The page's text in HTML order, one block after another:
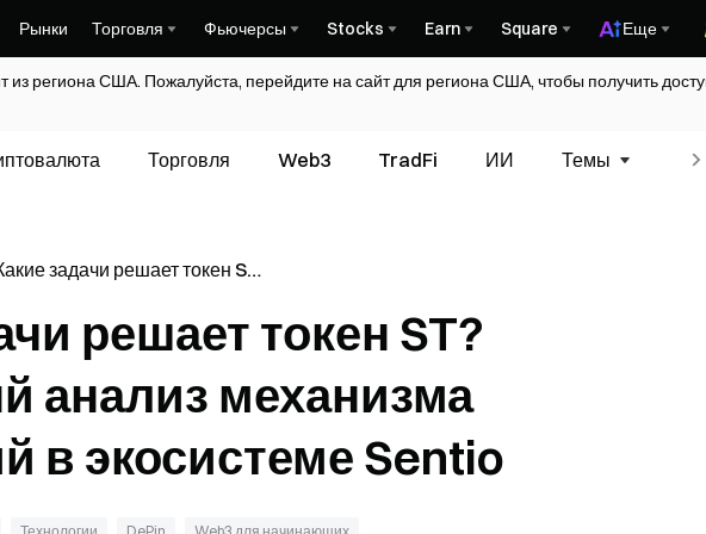
Рынки Торговля Фьючерсы Stocks Earn Square Еще
из региона США. Пожалуйста, перейдите на сайт для региона США, чтобы получить
Торговля Web3 TradFi ИИ Темы
задачи решает токен ST?
в экосистеме
решает токен ST?
анализ механизма
в экосистеме Sentio